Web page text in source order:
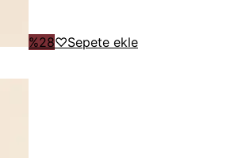
%28♡Sepete ekle